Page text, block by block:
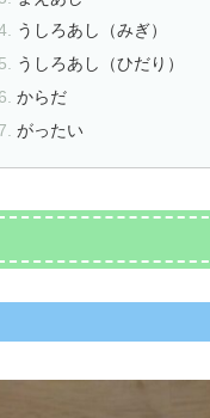
うしろあし（みぎ）
うしろあし（ひだり）
からだ
がったい